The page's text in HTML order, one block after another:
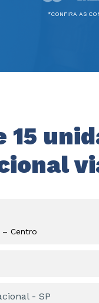
*CONFIRA AS
15
– Centro
- SP